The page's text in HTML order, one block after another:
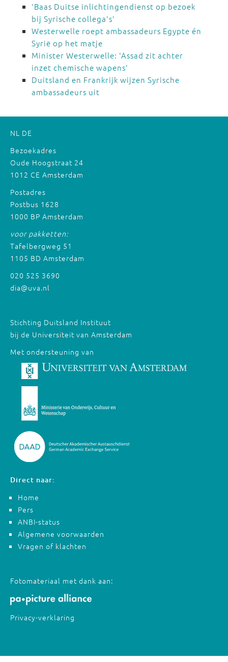
'Baas Duitse inlichtingendienst op bezoek
bij Syrische collega's'
Westerwelle roept ambassadeurs Egypte én
Syrië op het matje
Minister Westerwelle: 'Assad zit achter
inzet chemische wapens'
Duitsland en Frankrijk wijzen Syrische
ambassadeurs uit
NL DE
Bezoekadres
Oude Hoogstraat 24
1012 CE Amsterdam
Postadres
Postbus 1628
1000 BP Amsterdam
voor pakketten:
Tafelbergweg 51
1105 BD Amsterdam
020 525 3690
dia@uva.nl
Stichting Duitsland Instituut
bij de Universiteit van Amsterdam
Met ondersteuning van
Direct naar:
Home
Pers
ANBI-status
Algemene voorwaarden
Vragen of klachten
Fotomateriaal met dank aan:
Privacy-verklaring